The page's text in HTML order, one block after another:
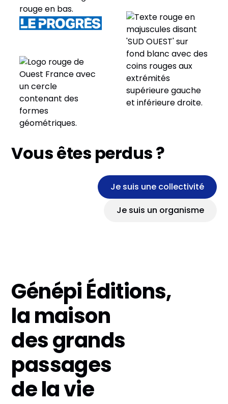
Vous êtes perdus ?
Je suis une collectivité
Je suis un organisme
Génépi Éditions,
la maison
des grands
passages
de la vie